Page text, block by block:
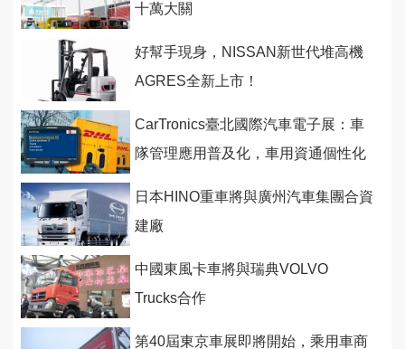
十萬大關
好幫手現身，NISSAN新世代堆高機
AGRES全新上市！
CarTronics臺北國際汽車電子展：車
隊管理應用普及化，車用資通個性化
日本HINO重車將與廣州汽車集團合資
建廠
中國東風卡車將與瑞典VOLVO
Trucks合作
第40屆東京車展即將開始，乘用車商